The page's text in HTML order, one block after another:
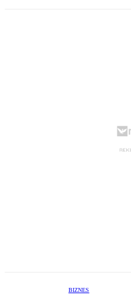
BIZNES